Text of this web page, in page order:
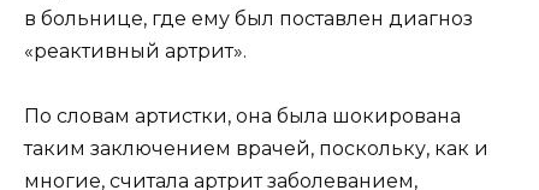
в больнице, где ему был поставлен диагноз
«реактивный артрит».
По словам артистки, она была шокирована
таким заключением врачей, поскольку, как и
многие, считала артрит заболеванием,